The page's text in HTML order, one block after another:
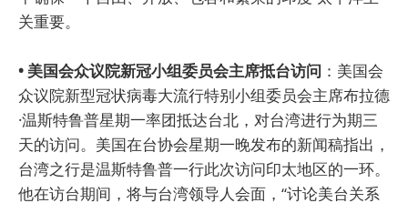
关重要。
• 美国会众议院新冠小组委员会主席抵台访问 ：美国会
众议院新型冠状病毒大流行特别小组委员会主席布拉德
·温斯特鲁普星期一率团抵达台北，对台湾进行为期三
天的访问。美国在台协会星期一晚发布的新闻稿指出，
台湾之行是温斯特鲁普一行此次访问印太地区的一环。
他在访台期间，将与台湾领导人会面，“讨论美台关系